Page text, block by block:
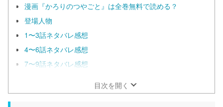
漫画『かろりのつやごと』は全巻無料で読める？
登場人物
1〜3話ネタバレ感想
4〜6話ネタバレ感想
7〜9話ネタバレ感想
目次を開く